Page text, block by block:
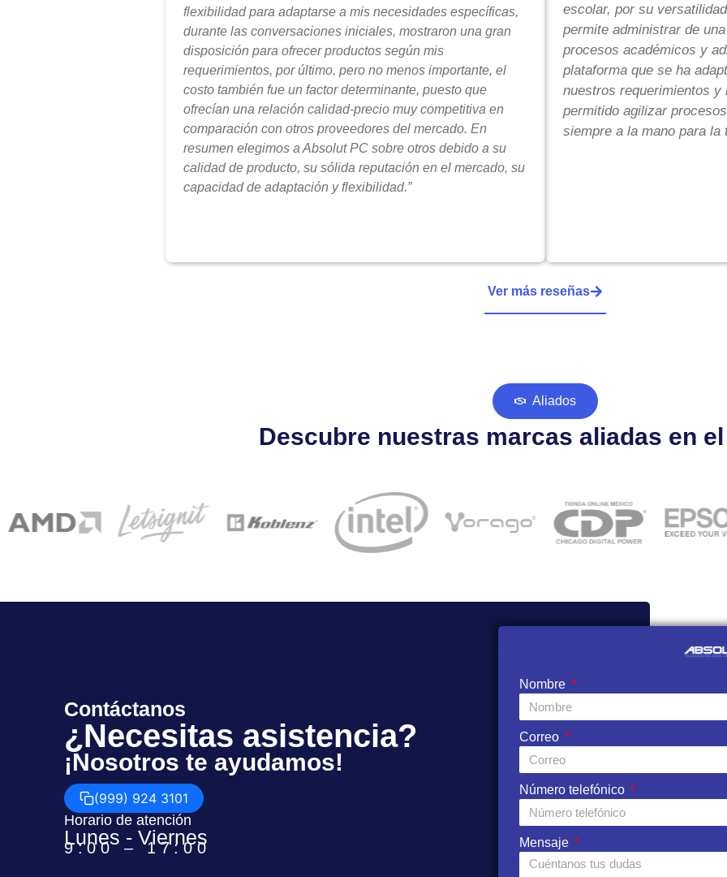
flexibilidad para adaptarse a mis necesidades específicas,
durante las conversaciones iniciales, mostraron una gran
disposición para ofrecer productos según mis
requerimientos, por último, pero no menos importante, el
costo también fue un factor determinante, puesto que
ofrecían una relación calidad-precio muy competitiva en
comparación con otros proveedores del mercado. En
resumen elegimos a Absolut PC sobre otros debido a su
calidad de producto, su sólida reputación en el mercado, su
capacidad de adaptación y flexibilidad.”
escolar, por su
permite administrar de
procesos académicos y
plataforma que se ha
nuestros requerimientos y
permitido agilizar
siempre a la mano para la
Ver más reseñas
Aliados
Descubre nuestras marcas aliadas en
Nombre
Correo
Número telefónico
Mensaje
Contáctanos
¿Necesitas asistencia?
¡Nosotros te ayudamos!
(999) 924 3101
Horario de atención
Lunes - Viernes
9:00 – 17:00